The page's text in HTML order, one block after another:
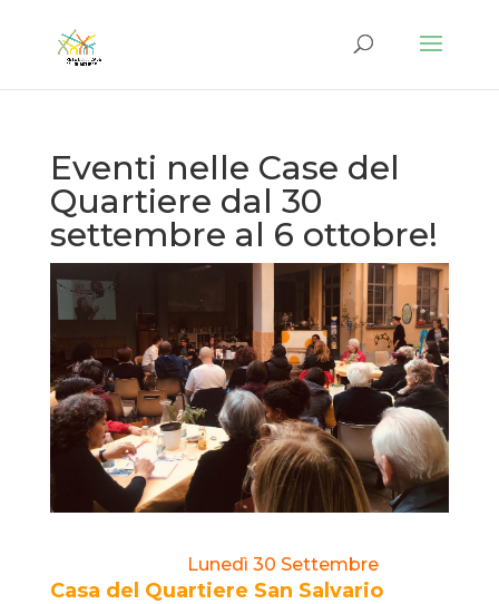
Eventi nelle Case del
Quartiere dal 30
settembre al 6 ottobre!
Lunedì 30 Settembre
Casa del Quartiere San Salvario